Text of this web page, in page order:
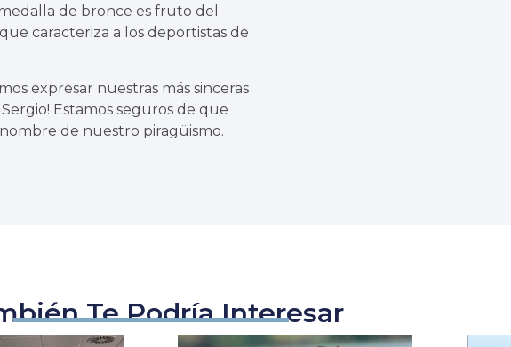
de bronce es fruto del
caracteriza a los deportistas de
expresar nuestras más sinceras
Estamos seguros de que
de nuestro piragüismo.
Te Podría Interesar